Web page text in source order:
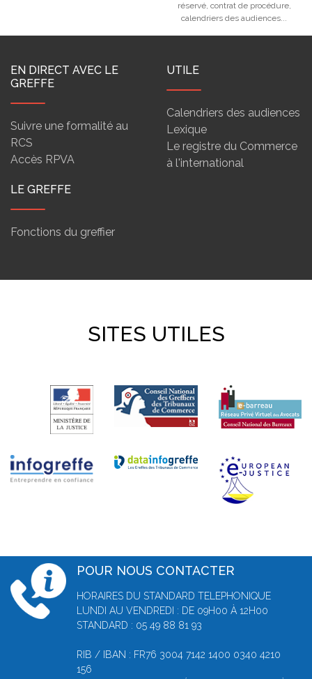
réservé, contrat de procédure,
calendriers des audiences...
EN DIRECT AVEC LE
GREFFE
Suivre une formalité au
RCS
Accès RPVA
UTILE
Calendriers des audiences
Lexique
Le registre du Commerce
à l'international
LE GREFFE
Fonctions du greffier
SITES UTILES
POUR NOUS CONTACTER
HORAIRES DU STANDARD TELEPHONIQUE
LUNDI AU VENDREDI : DE 09H00 À 12H00
STANDARD : 05 49 88 81 93
RIB / IBAN : FR76 3004 7142 1400 0340 4210
156